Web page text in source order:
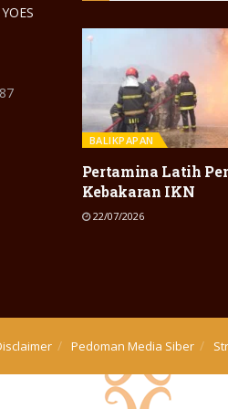
BALIKPAPAN
Pertamina Latih
Kebakaran IKN
22/07/2026
Pedoman Media Siber